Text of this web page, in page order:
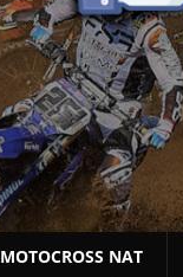
MOTOCROSS NAT